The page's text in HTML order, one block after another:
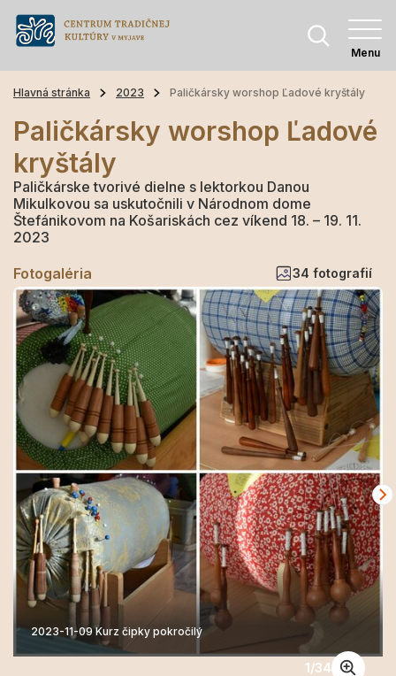
Menu
Hlavná stránka 2023 Paličkársky worshop Ľadové kryštály
Paličkársky worshop Ľadové
kryštály
Paličkárske tvorivé dielne s lektorkou Danou
Mikulkovou sa uskutočnili v Národnom dome
Štefánikovom na Košariskách cez víkend 18. – 19. 11.
2023
Fotogaléria 34 fotografií
2023-11-09 Kurz čipky pokročilý
1/34